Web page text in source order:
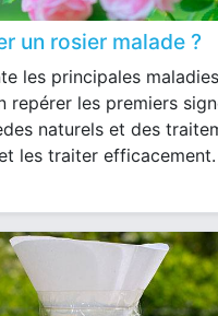
un rosier malade ?
les principales
repérer les premiers
naturels et des
les traiter efficacement.